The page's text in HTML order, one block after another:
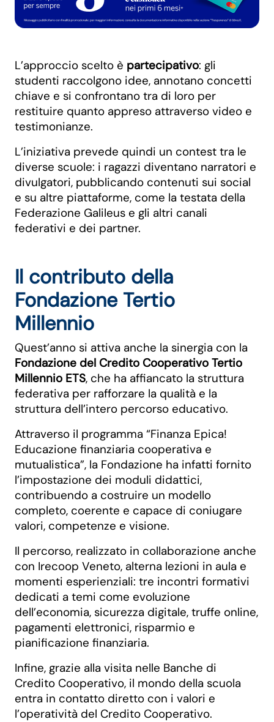
L’approccio scelto è partecipativo: gli
studenti raccolgono idee, annotano concetti
chiave e si confrontano tra di loro per
restituire quanto appreso attraverso video e
testimonianze.
L’iniziativa prevede quindi un contest tra le
diverse scuole: i ragazzi diventano narratori e
divulgatori, pubblicando contenuti sui social
e su altre piattaforme, come la testata della
Federazione Galileus e gli altri canali
federativi e dei partner.
Il contributo della
Fondazione Tertio
Millennio
Quest’anno si attiva anche la sinergia con la
Fondazione del Credito Cooperativo Tertio
Millennio ETS, che ha affiancato la struttura
federativa per rafforzare la qualità e la
struttura dell’intero percorso educativo.
Attraverso il programma “Finanza Epica!
Educazione finanziaria cooperativa e
mutualistica”, la Fondazione ha infatti fornito
l’impostazione dei moduli didattici,
contribuendo a costruire un modello
completo, coerente e capace di coniugare
valori, competenze e visione.
Il percorso, realizzato in collaborazione anche
con Irecoop Veneto, alterna lezioni in aula e
momenti esperienziali: tre incontri formativi
dedicati a temi come evoluzione
dell’economia, sicurezza digitale, truffe online,
pagamenti elettronici, risparmio e
pianificazione finanziaria.
Infine, grazie alla visita nelle Banche di
Credito Cooperativo, il mondo della scuola
entra in contatto diretto con i valori e
l’operatività del Credito Cooperativo.